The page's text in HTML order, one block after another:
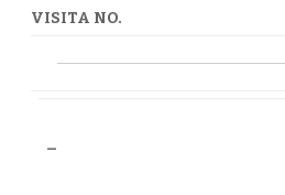
VISITA NO.
–